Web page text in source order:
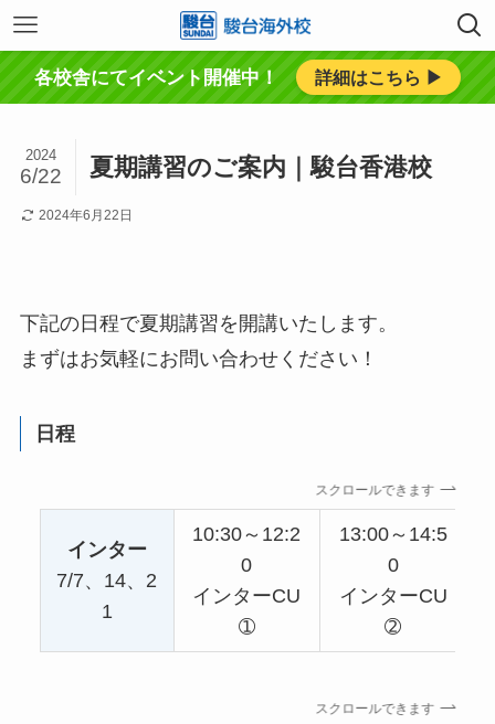
各校舎にてイベント開催中！ 詳細はこちら ▶︎
夏期講習のご案内｜駿台香港校
2024
6/22
2024年6月22日
下記の日程で夏期講習を開講いたします。
まずはお気軽にお問い合わせください！
日程
スクロールできます
インター
7/7、14、2
1
10:30～12:2
0
インターCU
➀
13:00～14:5
0
インターCU
➁
スクロールできます